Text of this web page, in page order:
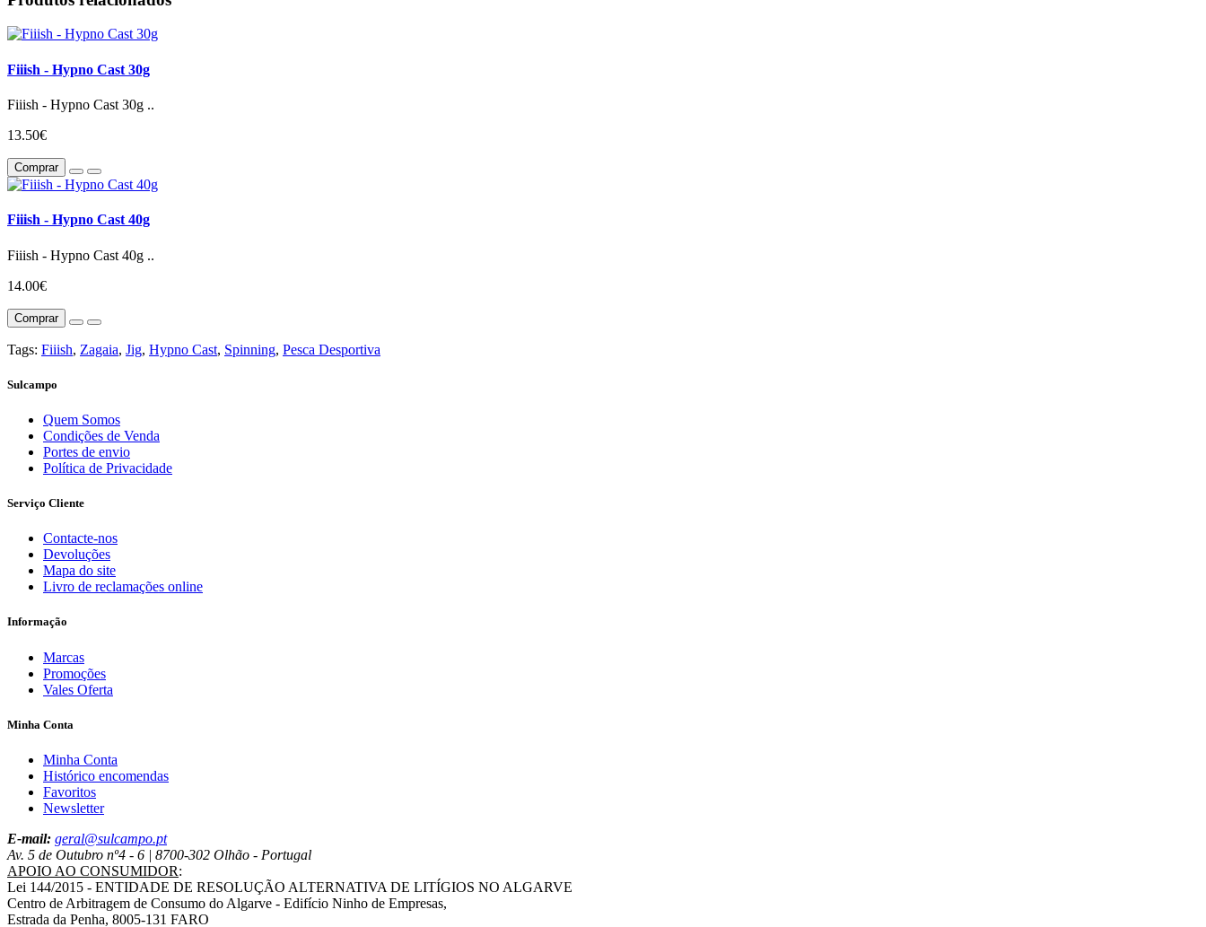
Fiiish - Hypno Cast 30g
Fiiish - Hypno Cast 30g ..
13.50€
Comprar
Fiiish - Hypno Cast 40g
Fiiish - Hypno Cast 40g ..
14.00€
Comprar
Tags: Fiiish, Zagaia, Jig, Hypno Cast, Spinning, Pesca Desportiva
Sulcampo
Quem Somos
Condições de Venda
Portes de envio
Política de Privacidade
Serviço Cliente
Contacte-nos
Devoluções
Mapa do site
Livro de reclamações online
Informação
Marcas
Promoções
Vales Oferta
Minha Conta
Minha Conta
Histórico encomendas
Favoritos
Newsletter
E-mail: geral@sulcampo.pt
Av. 5 de Outubro nº4 - 6 | 8700-302 Olhão - Portugal
APOIO AO CONSUMIDOR:
Lei 144/2015 - ENTIDADE DE RESOLUÇÃO ALTERNATIVA DE LITÍGIOS NO ALGARVE
Centro de Arbitragem de Consumo do Algarve - Edifício Ninho de Empresas,
Estrada da Penha, 8005-131 FARO